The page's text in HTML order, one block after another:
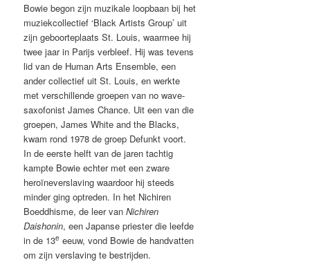
Bowie begon zijn muzikale loopbaan bij het
muziekcollectief ‘Black Artists Group’ uit
zijn geboorteplaats St. Louis, waarmee hij
twee jaar in Parijs verbleef. Hij was tevens
lid van de Human Arts Ensemble, een
ander collectief uit St. Louis, en werkte
met verschillende groepen van no wave-
saxofonist James Chance. Uit een van die
groepen, James White and the Blacks,
kwam rond 1978 de groep Defunkt voort.
In de eerste helft van de jaren tachtig
kampte Bowie echter met een zware
heroïneverslaving waardoor hij steeds
minder ging optreden. In het Nichiren
Boeddhisme, de leer vanNichiren
Daishonin, een Japanse priester die leefde
in de 13e eeuw, vond Bowie de handvatten
om zijn verslaving te bestrijden.